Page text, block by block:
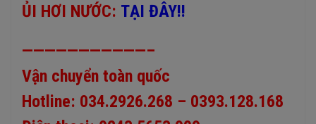
ỦI HƠI NƯỚC: TẠI ĐÂY!!
———————————–
Vận chuyển toàn quốc
Hotline: 034.2926.268 – 0393.128.168